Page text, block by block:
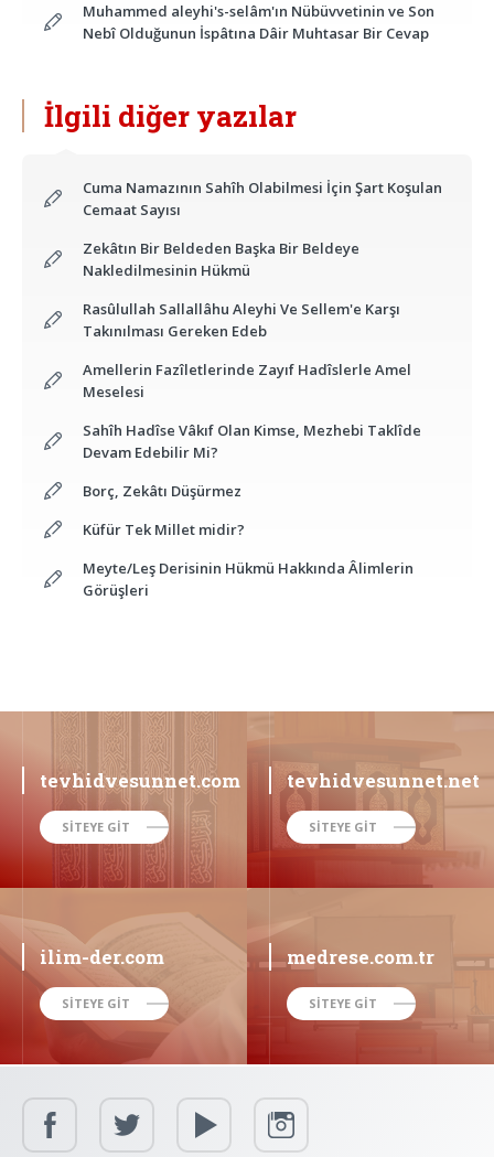
Muhammed aleyhi's-selâm'ın Nübüvvetinin ve Son
Nebî Olduğunun İspâtına Dâir Muhtasar Bir Cevap
İlgili diğer yazılar
Cuma Namazının Sahîh Olabilmesi İçin Şart Koşulan
Cemaat Sayısı
Zekâtın Bir Beldeden Başka Bir Beldeye
Nakledilmesinin Hükmü
Rasûlullah Sallallâhu Aleyhi Ve Sellem'e Karşı
Takınılması Gereken Edeb
Amellerin Fazîletlerinde Zayıf Hadîslerle Amel
Meselesi
Sahîh Hadîse Vâkıf Olan Kimse, Mezhebi Taklîde
Devam Edebilir Mi?
Borç, Zekâtı Düşürmez
Küfür Tek Millet midir?
Meyte/Leş Derisinin Hükmü Hakkında Âlimlerin
Görüşleri
tevhidvesunnet.com
SİTEYE GİT
tevhidvesunnet.net
SİTEYE GİT
ilim-der.com
SİTEYE GİT
medrese.com.tr
SİTEYE GİT